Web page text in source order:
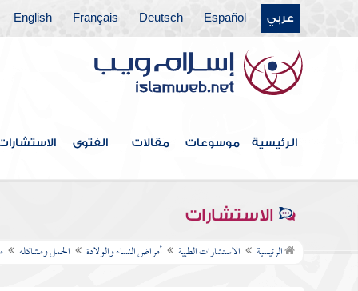
عربي Español
Deutsch
Français
English
الرئيسية موسوعات مقالات الفتوى
الاستشارات
الرئيسية الاستشارات الطبية أمراض النساء والولادة الحمل ومشاكله